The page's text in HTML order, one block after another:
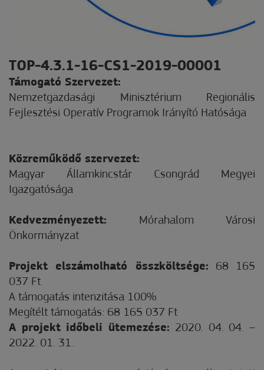
TOP-4.3.1-16-CS1-2019-00001
Támogató Szervezet:
Nemzetgazdasági Minisztérium Regionális
Fejlesztési Operatív Programok Irányító Hatósága
Közreműködő szervezet:
Magyar Államkincstár Csongrád Megyei
Igazgatósága
Kedvezményezett: Mórahalom Városi
Önkormányzat
Projekt elszámolható összköltsége: 68 165
037 Ft
A támogatás intenzitása 100%
Megítélt támogatás: 68 165 037 Ft
A projekt időbeli ütemezése: 2020. 04. 04. –
2022. 01. 31.